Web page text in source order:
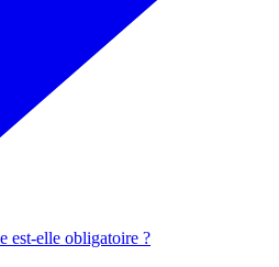
est-elle obligatoire ?